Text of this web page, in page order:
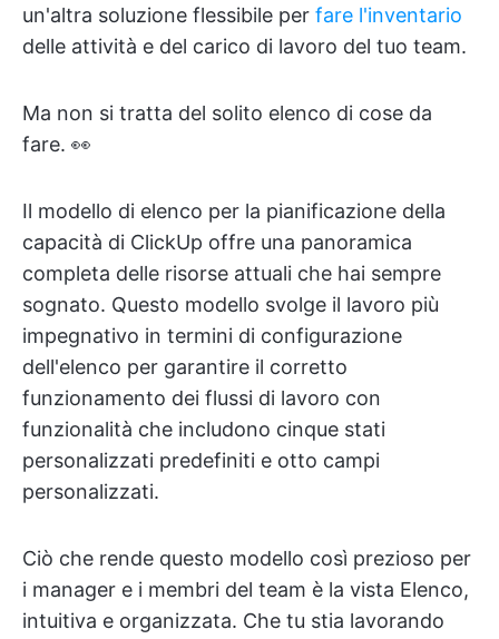
un'altra soluzione flessibile per fare l'inventario
delle attività e del carico di lavoro del tuo team.
Ma non si tratta del solito elenco di cose da
fare. 👀
Il modello di elenco per la pianificazione della
capacità di ClickUp offre una panoramica
completa delle risorse attuali che hai sempre
sognato. Questo modello svolge il lavoro più
impegnativo in termini di configurazione
dell'elenco per garantire il corretto
funzionamento dei flussi di lavoro con
funzionalità che includono cinque stati
personalizzati predefiniti e otto campi
personalizzati.
Ciò che rende questo modello così prezioso per
i manager e i membri del team è la vista Elenco,
intuitiva e organizzata. Che tu stia lavorando